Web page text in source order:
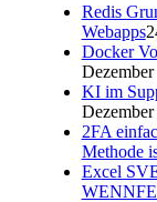
Redis
Webapps
Docker
KI im
2FA
Methode
Excel